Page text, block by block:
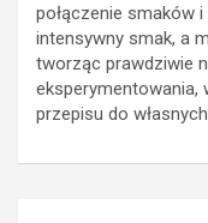
połączenie smaków
intensywny smak, a
tworząc prawdziwie
eksperymentowania,
przepisu do